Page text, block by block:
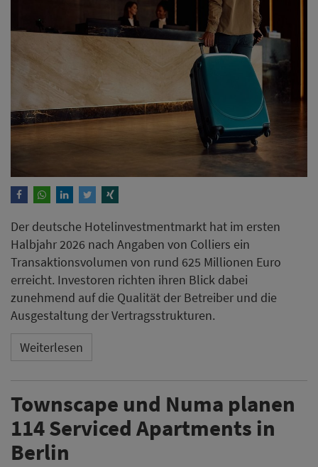
Der deutsche Hotelinvestmentmarkt hat im ersten
Halbjahr 2026 nach Angaben von Colliers ein
Transaktionsvolumen von rund 625 Millionen Euro
erreicht. Investoren richten ihren Blick dabei
zunehmend auf die Qualität der Betreiber und die
Ausgestaltung der Vertragsstrukturen.
Weiterlesen
Townscape und Numa planen
114 Serviced Apartments in
Berlin